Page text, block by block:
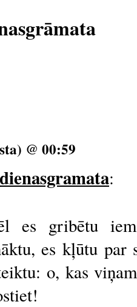
@ 00:59
dienasgramata:
es gribētu
es kļūtu par
o, kas